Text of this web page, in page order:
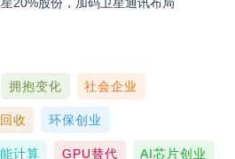
拥抱变化 社会企业
收 环保创业
计算 GPU替代 AI芯片创业